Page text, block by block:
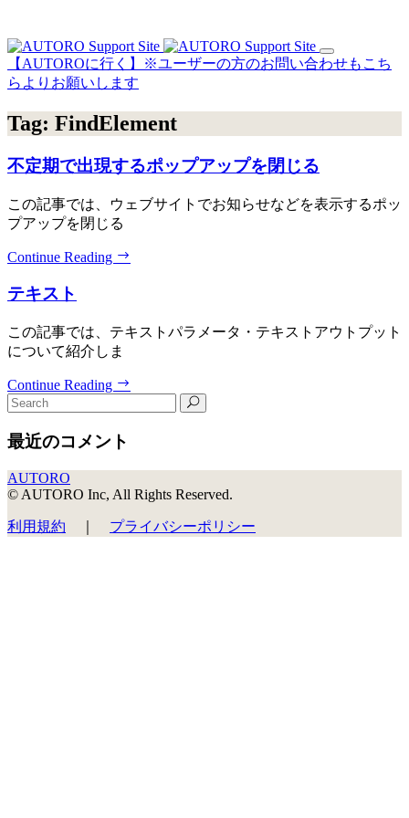
【AUTOROに行く】※ユーザーの方のお問い合わせもこち
らよりお願いします
Tag: FindElement
不定期で出現するポップアップを閉じる
この記事では、ウェブサイトでお知らせなどを表示するポッ
プアップを閉じる
Continue Reading
テキスト
この記事では、テキストパラメータ・テキストアウトプット
について紹介しま
Continue Reading
最近のコメント
AUTORO
© AUTORO Inc, All Rights Reserved.
利用規約 プライバシーポリシー